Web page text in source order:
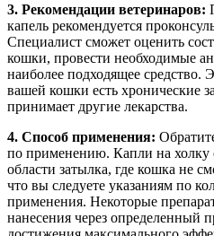
3. Рекомендации ветеринаров:
капель рекомендуется
Специалист сможет оценить
кошки, провести необходимые
наиболее подходящее средство.
вашей кошки есть хронические
принимает другие лекарства.
4. Способ применения:
по применению. Капли на холку
области затылка, где кошка не
что вы следуете указаниям по
применения. Некоторые
нанесения через определенный